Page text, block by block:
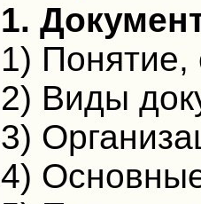
1.
1) Понятие,
2) Виды
3)
4)